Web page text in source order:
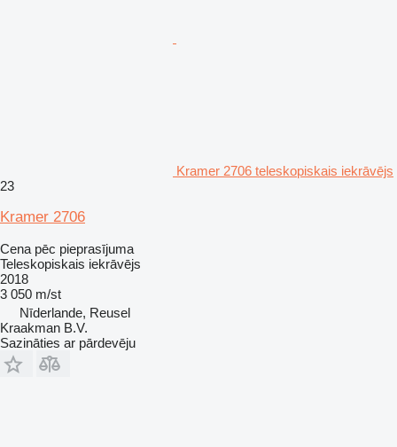
Kramer 2706 teleskopiskais iekrāvējs
23
Kramer 2706
Cena pēc pieprasījuma
Teleskopiskais iekrāvējs
2018
3 050 m/st
Nīderlande, Reusel
Kraakman B.V.
Sazināties ar pārdevēju